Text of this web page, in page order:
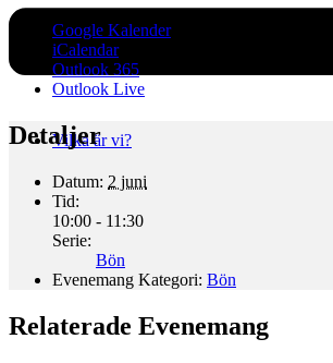
Vilka är vi?
Google Kalender
iCalendar
Outlook 365
Outlook Live
Detaljer
Datum: 2 juni
Tid:
10:00 - 11:30
Serie:
Bön
Evenemang Kategori: Bön
Relaterade Evenemang